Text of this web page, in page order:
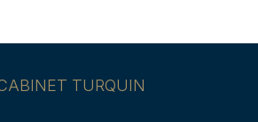
TURQUIN